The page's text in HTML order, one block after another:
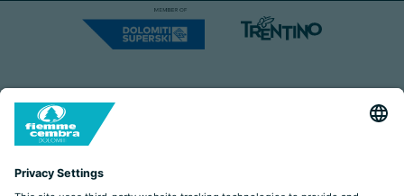
Capitale Sociale: Euro 220.000,00 | VAT: 01901280220
COOKIES IMPRINT